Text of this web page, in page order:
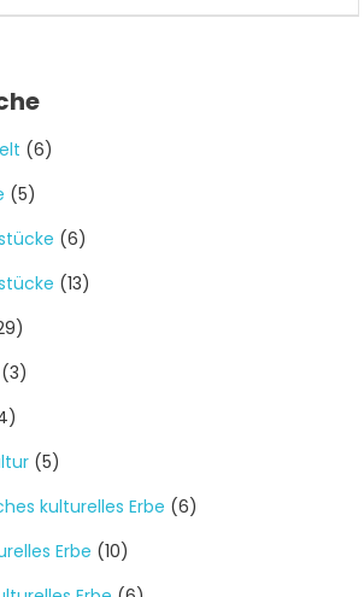
Preis
Preis
(6)
(5)
(6)
(13)
(3)
(5)
kulturelles Erbe (6)
Erbe (10)